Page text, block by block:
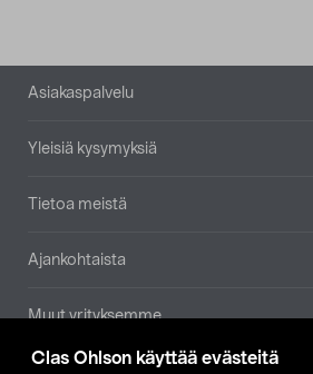
Clas Ohlson käyttää evästeitä
Alatunniste
Asiakaspalvelu
Yleisiä kysymyksiä
Tietoa meistä
Ajankohtaista
Muut yrityksemme
Etsi myymälä